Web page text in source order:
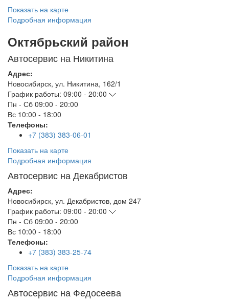
Показать на карте
Подробная информация
Октябрьский район
Автосервис на Никитина
Адрес:
Новосибирск, ул. Никитина, 162/1
График работы: 09:00 - 20:00
Пн - Сб 09:00 - 20:00
Вс 10:00 - 18:00
Телефоны:
+7 (383) 383-06-01
Показать на карте
Подробная информация
Автосервис на Декабристов
Адрес:
Новосибирск, ул. Декабристов, дом 247
График работы: 09:00 - 20:00
Пн - Сб 09:00 - 20:00
Вс 10:00 - 18:00
Телефоны:
+7 (383) 383-25-74
Показать на карте
Подробная информация
Автосервис на Федосеева